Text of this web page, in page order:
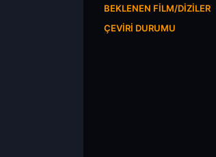
BEKLENEN FILM/DIZILER
ÇEVIRI DURUMU